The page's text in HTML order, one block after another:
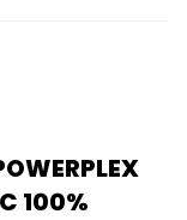
100%